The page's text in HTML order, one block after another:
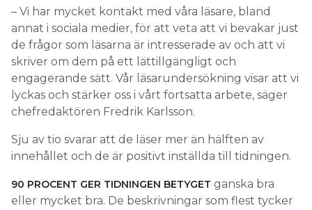
– Vi har mycket kontakt med våra läsare, bland
annat i sociala medier, för att veta att vi bevakar just
de frågor som läsarna är intresserade av och att vi
skriver om dem på ett lättillgängligt och
engagerande sätt. Vår läsarundersökning visar att vi
lyckas och stärker oss i vårt fortsatta arbete, säger
chefredaktören Fredrik Karlsson.
Sju av tio svarar att de läser mer än hälften av
innehållet och de är positivt inställda till tidningen.
90 PROCENT GER TIDNINGEN BETYGET ganska bra
eller mycket bra. De beskrivningar som flest tycker